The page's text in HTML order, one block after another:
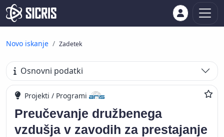
Novo iskanje Zadetek
Osnovni podatki
Projekti / Programi
Preučevanje družbenega
vzdušja v zavodih za prestajanje